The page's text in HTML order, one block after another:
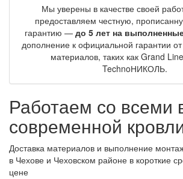
Мы уверены в качестве своей
предоставляем честную,
гарантию — до 5 лет на
дополнение к официальной гарантии
материалов, таких как Grand
TechnoНИКОЛЬ.
Работаем со всеми
современной
Доставка материалов и выполнение
в Чехове и Чеховском районе в короткие
цене